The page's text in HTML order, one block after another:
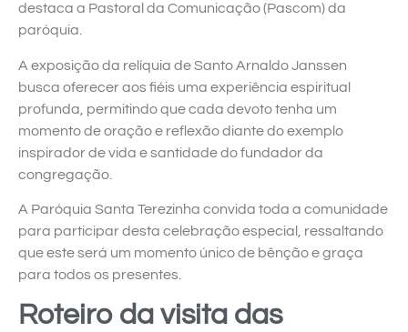
destaca a Pastoral da Comunicação (Pascom) da
paróquia.
A exposição da relíquia de Santo Arnaldo Janssen
busca oferecer aos fiéis uma experiência espiritual
profunda, permitindo que cada devoto tenha um
momento de oração e reflexão diante do exemplo
inspirador de vida e santidade do fundador da
congregação.
A Paróquia Santa Terezinha convida toda a comunidade
para participar desta celebração especial, ressaltando
que este será um momento único de bênção e graça
para todos os presentes.
Roteiro da visita das